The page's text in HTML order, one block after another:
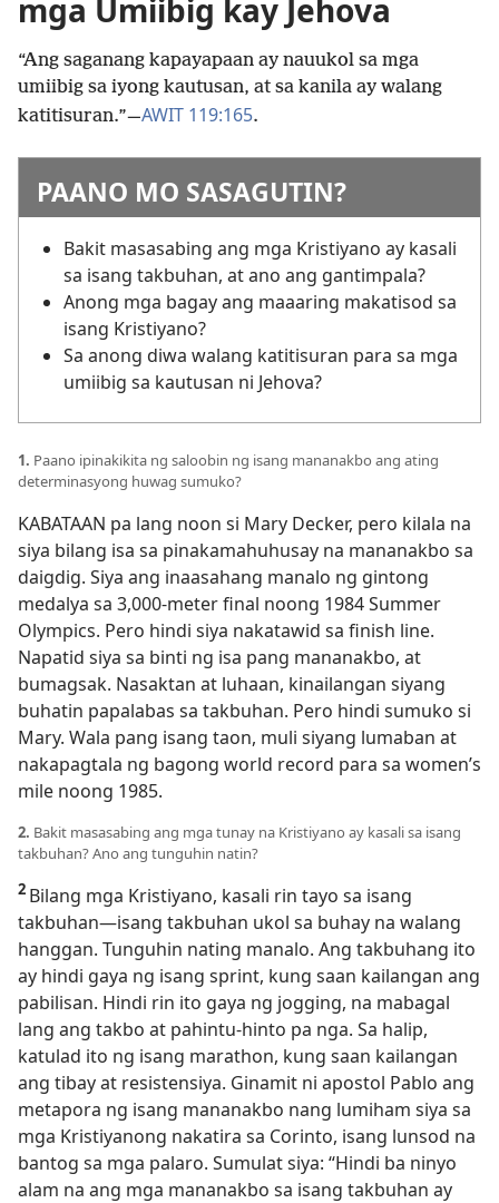
mga Umiibig kay Jehova
“Ang saganang kapayapaan ay nauukol sa mga
umiibig sa iyong kautusan, at sa kanila ay walang
katitisuran.”—AWIT 119:165.
PAANO MO SASAGUTIN?
Bakit masasabing ang mga Kristiyano ay kasali
sa isang takbuhan, at ano ang gantimpala?
Anong mga bagay ang maaaring makatisod sa
isang Kristiyano?
Sa anong diwa walang katitisuran para sa mga
umiibig sa kautusan ni Jehova?
1. Paano ipinakikita ng saloobin ng isang mananakbo ang ating
determinasyong huwag sumuko?
KABATAAN pa lang noon si Mary Decker, pero kilala na
siya bilang isa sa pinakamahuhusay na mananakbo sa
daigdig. Siya ang inaasahang manalo ng gintong
medalya sa 3,000-meter final noong 1984 Summer
Olympics. Pero hindi siya nakatawid sa finish line.
Napatid siya sa binti ng isa pang mananakbo, at
bumagsak. Nasaktan at luhaan, kinailangan siyang
buhatin papalabas sa takbuhan. Pero hindi sumuko si
Mary. Wala pang isang taon, muli siyang lumaban at
nakapagtala ng bagong world record para sa women’s
mile noong 1985.
2. Bakit masasabing ang mga tunay na Kristiyano ay kasali sa isang
takbuhan? Ano ang tunguhin natin?
2 Bilang mga Kristiyano, kasali rin tayo sa isang
takbuhan—isang takbuhan ukol sa buhay na walang
hanggan. Tunguhin nating manalo. Ang takbuhang ito
ay hindi gaya ng isang sprint, kung saan kailangan ang
pabilisan. Hindi rin ito gaya ng jogging, na mabagal
lang ang takbo at pahintu-hinto pa nga. Sa halip,
katulad ito ng isang marathon, kung saan kailangan
ang tibay at resistensiya. Ginamit ni apostol Pablo ang
metapora ng isang mananakbo nang lumiham siya sa
mga Kristiyanong nakatira sa Corinto, isang lunsod na
bantog sa mga palaro. Sumulat siya: “Hindi ba ninyo
alam na ang mga mananakbo sa isang takbuhan ay